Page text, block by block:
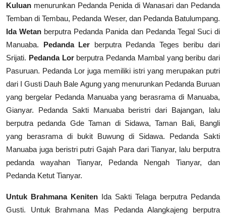
Kuluan menurunkan Pedanda Penida di Wanasari dan Pedanda
Temban di Tembau, Pedanda Weser, dan Pedanda Batulumpang.
Ida Wetan berputra Pedanda Panida dan Pedanda Tegal Suci di
Manuaba. Pedanda Ler berputra Pedanda Teges beribu dari
Srijati. Pedanda Lorberputra Pedanda Mambal yang beribu dari
Pasuruan. Pedanda Lor juga memiliki istri yang merupakan putri
dari I Gusti Dauh Bale Agung yang menurunkan Pedanda Buruan
yang bergelar Pedanda Manuaba yang berasrama di Manuaba,
Gianyar. Pedanda Sakti Manuaba beristri dari Bajangan, lalu
berputra pedanda Gde Taman di Sidawa, Taman Bali, Bangli
yang berasrama di bukit Buwung di Sidawa. Pedanda Sakti
Manuaba juga beristri putri Gajah Para dari Tianyar, lalu berputra
pedanda wayahan Tianyar, Pedanda Nengah Tianyar, dan
Pedanda Ketut Tianyar.
Untuk Brahmana Keniten Ida Sakti Telaga berputra Pedanda
Gusti. Untuk Brahmana Mas Pedanda Alangkajeng berputra